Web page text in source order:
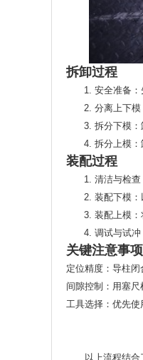
拆卸过程
安全准备
分离上下模
拆分下模
拆分上模
装配过程
清洁与检查
装配下模
装配上模
调试与试冲
关键注意事项
定位精度 ：导柱
间隙控制 ：用塞
工具选择 ：优先
以上流程结